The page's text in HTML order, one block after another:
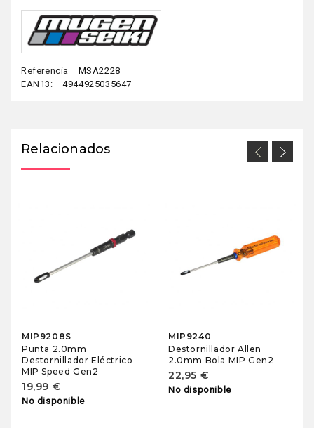
Referencia
MSA2228
EAN13:
4944925035647
Relacionados
MIP9208S
Punta 2.0mm
Destornillador Eléctrico
MIP Speed Gen2
19,99 €
No disponible
MIP9240
Destornillador Allen
2.0mm Bola MIP Gen2
22,95 €
No disponible